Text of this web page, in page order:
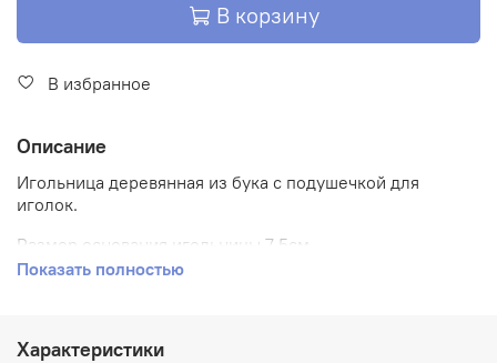
В корзину
В избранное
Описание
Игольница деревянная из бука с подушечкой для
иголок.
Размер основания игольницы 7,5см
Игольница упакована в индивидуальную коробочку.
Показать полностью
Характеристики